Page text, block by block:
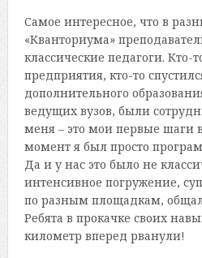
Самое интересное, что в
«Кванториума»
классические педагоги. Кто-
предприятия, кто-то
дополнительного
ведущих вузов, были
меня – это мои первые шаги
момент я был просто
Да и у нас это было не
интенсивное погружение,
по разным площадкам,
Ребята в прокачке своих
километр вперед рванули!